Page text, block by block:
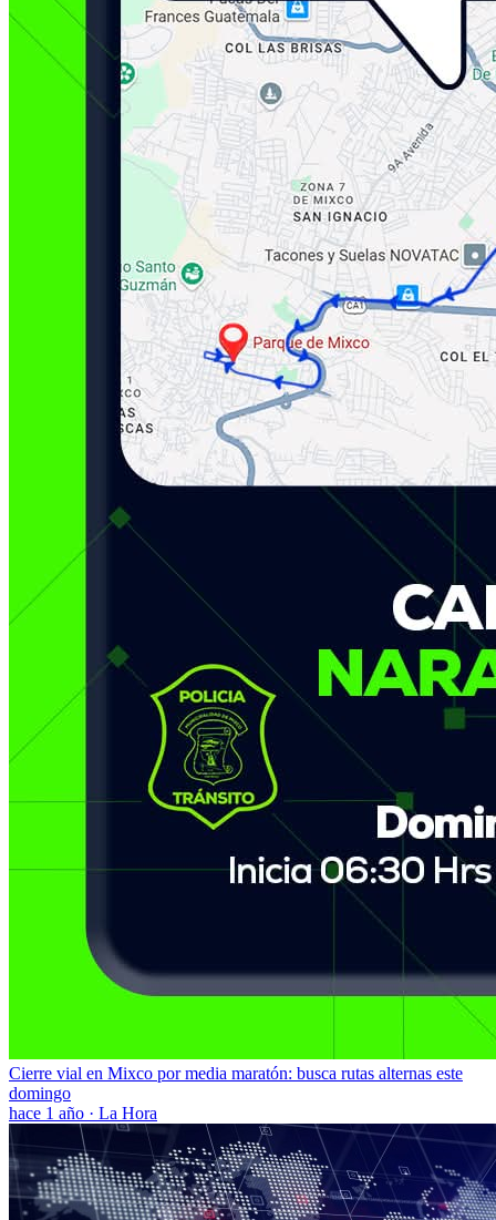
Cierre vial en Mixco por media maratón: busca rutas alternas este
domingo
hace 1 año · La Hora